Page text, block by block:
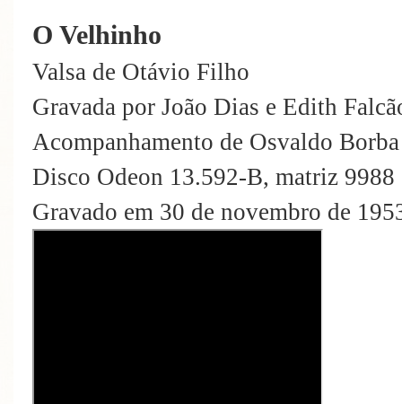
O Velhinho
Valsa de Otávio Filho
Gravada por João Dias e Edith
Acompanhamento de Osvaldo
Disco Odeon 13.592-B, matriz 9988
Gravado em 30 de novembro de